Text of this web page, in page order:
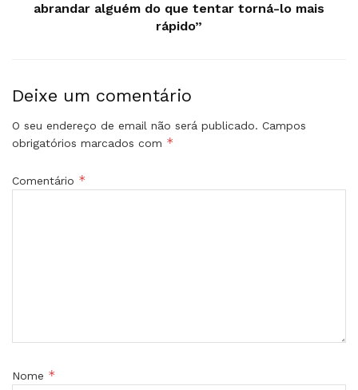
abrandar alguém do que tentar torná-lo mais
rápido”
Deixe um comentário
O seu endereço de email não será publicado. Campos
obrigatórios marcados com *
Comentário *
Nome *